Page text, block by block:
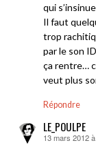
qui
Il faut
trop
par le son
ça rentre…
veut plus
Répondre
LE_POULPE
dit :
13 mars 2012